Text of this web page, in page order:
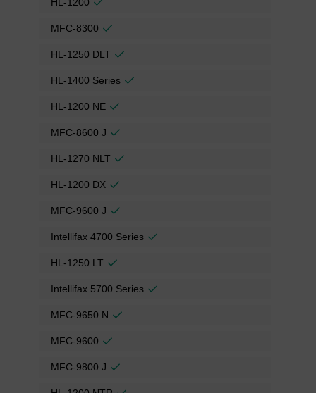
MFC-8300
HL-1250 DLT
HL-1400 Series
HL-1200 NE
MFC-8600 J
HL-1270 NLT
HL-1200 DX
MFC-9600 J
Intellifax 4700 Series
HL-1250 LT
Intellifax 5700 Series
MFC-9650 N
MFC-9600
MFC-9800 J